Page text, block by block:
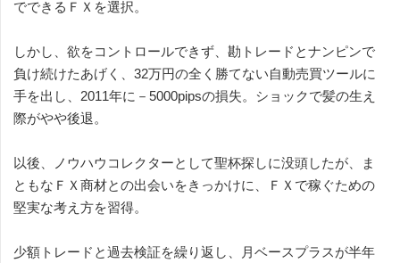
でできるＦＸを選択。
しかし、欲をコントロールできず、勘トレードとナンピンで
負け続けたあげく、32万円の全く勝てない自動売買ツールに
手を出し、2011年に－5000pipsの損失。ショックで髪の生え
際がやや後退。
以後、ノウハウコレクターとして聖杯探しに没頭したが、ま
ともなＦＸ商材との出会いをきっかけに、ＦＸで稼ぐための
堅実な考え方を習得。
少額トレードと過去検証を繰り返し、月ベースプラスが半年